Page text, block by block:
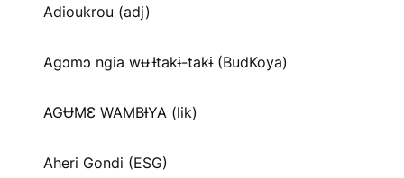
Adioukrou (adj)
Agɔmɔ ngia wʉ Ɨtakɨ-takɨ (BudKoya)
AGɄMƐ WAMBƗYA (lik)
Aheri Gondi (ESG)